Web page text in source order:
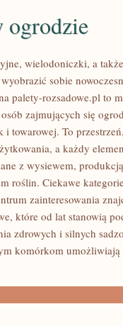
ogrodzie
wielodoniczki, a
sobie
palety-rozsadowe.pl to
zajmujących się
i towarowej. To
a każdy
z wysiewem,
roślin. Ciekawe
zainteresowania
które od lat stanowią
zdrowych i silnych
komórkom